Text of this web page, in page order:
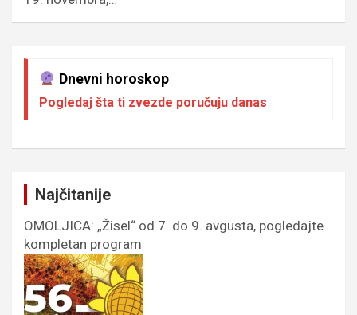
Dnevni horoskop
Pogledaj šta ti zvezde poručuju danas
Najčitanije
OMOLJICA: „Žisel“ od 7. do 9. avgusta, pogledajte
kompletan program